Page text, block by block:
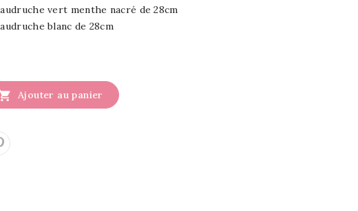
vert menthe nacré de 28cm
de baudruche blanc de 28cm
Ajouter au panier